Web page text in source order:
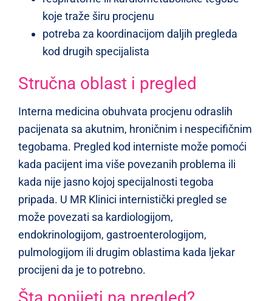
koje traže širu procjenu
potreba za koordinacijom daljih pregleda
kod drugih specijalista
Stručna oblast i pregled
Interna medicina obuhvata procjenu odraslih
pacijenata sa akutnim, hroničnim i nespecifičnim
tegobama. Pregled kod interniste može pomoći
kada pacijent ima više povezanih problema ili
kada nije jasno kojoj specijalnosti tegoba
pripada. U MR Klinici internistički pregled se
može povezati sa kardiologijom,
endokrinologijom, gastroenterologijom,
pulmologijom ili drugim oblastima kada ljekar
procijeni da je to potrebno.